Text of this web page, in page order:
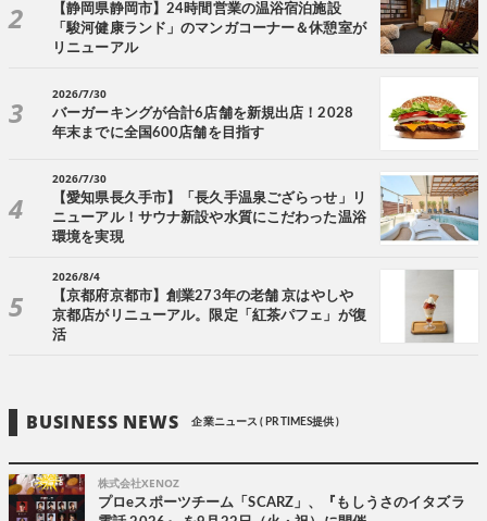
【静岡県静岡市】24時間営業の温浴宿泊施設
「駿河健康ランド」のマンガコーナー＆休憩室が
リニューアル
2026/7/30
バーガーキングが合計6店舗を新規出店！2028
年末までに全国600店舗を目指す
2026/7/30
【愛知県長久手市】「長久手温泉ござらっせ」リ
ニューアル！サウナ新設や水質にこだわった温浴
環境を実現
2026/8/4
【京都府京都市】創業273年の老舗 京はやしや
京都店がリニューアル。限定「紅茶パフェ」が復
活
BUSINESS NEWS 企業ニュース ( PR TIMES提供 )
株式会社XENOZ
プロeスポーツチーム「SCARZ」、『もしうさのイタズラ